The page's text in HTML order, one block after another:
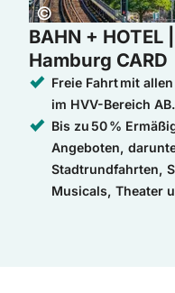
Copyright:
©
BAHN +
Hamburg CARD
Freie Fahrt mit
im HVV-Bereich AB.
Bis zu 50 %
Angeboten,
Stadtrundfahrten,
Musicals, Theater